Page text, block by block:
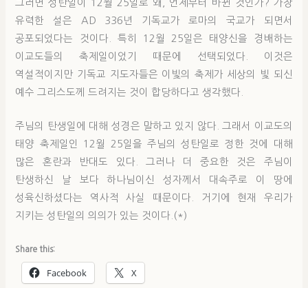
그러면 성탄일이 12월 25일로 왜, 언제부터 바뀐 것인가? 가장
유력한 설은 AD 336년 기독교가 로마의 국교가 되면서
공포되었다는 것이다. 특히 12월 25일은 태양신을 경배하는
이교도들의 축제일이었기 때문에 선택되었다. 이것은
역설적이지만 기독교 지도자들은 이빛의 축제가 세상의 빛 되신
예수 그리스도께 드려지는 것이 합당하다고 생각했다.
주님의 탄생일에 대해 성경은 말하고 있지 않다. 그래서 이교도의
태양 축제일인 12월 25일을 주님의 성탄일로 정한 것에 대해
많은 혼란과 반대도 있다. 그러나 더 중요한 것은 주님이
탄생하신 날 보다 하나님이신 성자께서 대속주로 이 땅에
성육신하셨다는 역사적 사실 때문이다. 거기에 현재 우리가
지키는 성탄일의 의의가 있는 것이다.(*)
Share this:
Facebook X